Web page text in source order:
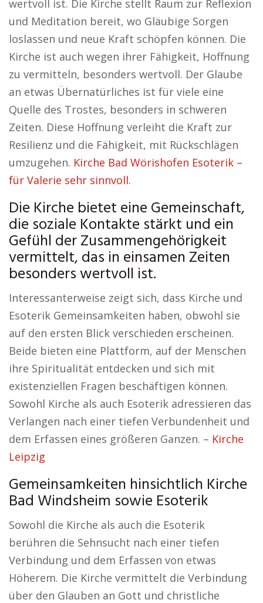
wertvoll ist. Die Kirche stellt Raum zur Reflexion
und Meditation bereit, wo Gläubige Sorgen
loslassen und neue Kraft schöpfen können. Die
Kirche ist auch wegen ihrer Fähigkeit, Hoffnung
zu vermitteln, besonders wertvoll. Der Glaube
an etwas Übernatürliches ist für viele eine
Quelle des Trostes, besonders in schweren
Zeiten. Diese Hoffnung verleiht die Kraft zur
Resilienz und die Fähigkeit, mit Rückschlägen
umzugehen. Kirche Bad Wörishofen Esoterik –
für Valerie sehr sinnvoll.
Die Kirche bietet eine Gemeinschaft,
die soziale Kontakte stärkt und ein
Gefühl der Zusammengehörigkeit
vermittelt, das in einsamen Zeiten
besonders wertvoll ist.
Interessanterweise zeigt sich, dass Kirche und
Esoterik Gemeinsamkeiten haben, obwohl sie
auf den ersten Blick verschieden erscheinen.
Beide bieten eine Plattform, auf der Menschen
ihre Spiritualität entdecken und sich mit
existenziellen Fragen beschäftigen können.
Sowohl Kirche als auch Esoterik adressieren das
Verlangen nach einer tiefen Verbundenheit und
dem Erfassen eines größeren Ganzen. – Kirche
Leipzig
Gemeinsamkeiten hinsichtlich Kirche
Bad Windsheim sowie Esoterik
Sowohl die Kirche als auch die Esoterik
berühren die Sehnsucht nach einer tiefen
Verbindung und dem Erfassen von etwas
Höherem. Die Kirche vermittelt die Verbindung
über den Glauben an Gott und christliche